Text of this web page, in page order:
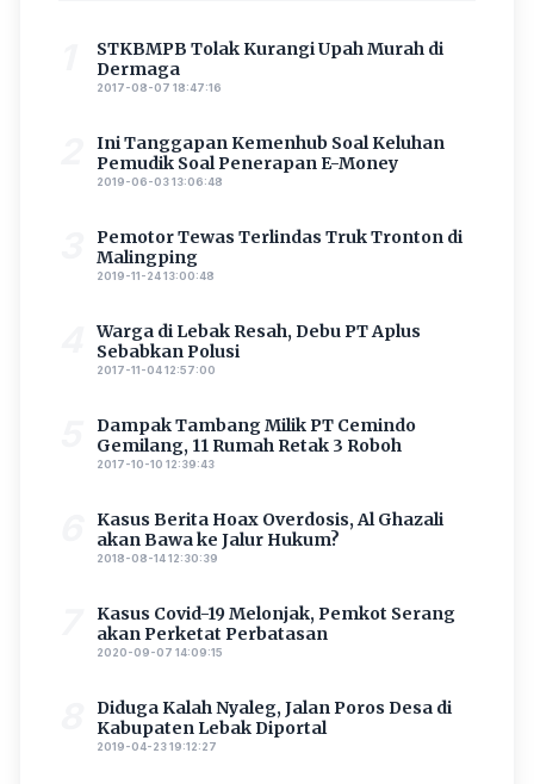
STKBMPB Tolak Kurangi Upah Murah di
Dermaga
2017-08-07 18:47:16
Ini Tanggapan Kemenhub Soal Keluhan
Pemudik Soal Penerapan E-Money
2019-06-03 13:06:48
Pemotor Tewas Terlindas Truk Tronton di
Malingping
2019-11-24 13:00:48
Warga di Lebak Resah, Debu PT Aplus
Sebabkan Polusi
2017-11-04 12:57:00
Dampak Tambang Milik PT Cemindo
Gemilang, 11 Rumah Retak 3 Roboh
2017-10-10 12:39:43
Kasus Berita Hoax Overdosis, Al Ghazali
akan Bawa ke Jalur Hukum?
2018-08-14 12:30:39
Kasus Covid-19 Melonjak, Pemkot Serang
akan Perketat Perbatasan
2020-09-07 14:09:15
Diduga Kalah Nyaleg, Jalan Poros Desa di
Kabupaten Lebak Diportal
2019-04-23 19:12:27